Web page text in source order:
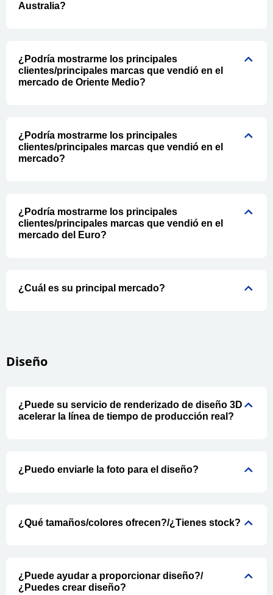
Australia?
¿Podría mostrarme los principales
clientes/principales marcas que vendió en el
mercado de Oriente Medio?
¿Podría mostrarme los principales
clientes/principales marcas que vendió en el
mercado?
¿Podría mostrarme los principales
clientes/principales marcas que vendió en el
mercado del Euro?
¿Cuál es su principal mercado?
Diseño
¿Puede su servicio de renderizado de diseño 3D
acelerar la línea de tiempo de producción real?
¿Puedo enviarle la foto para el diseño?
¿Qué tamaños/colores ofrecen?/¿Tienes stock?
¿Puede ayudar a proporcionar diseño?/
¿Puedes crear diseño?